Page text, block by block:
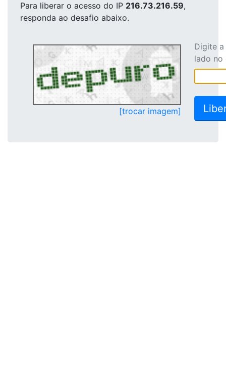
Para liberar o acesso do IP 216.73.216.59,
responda ao desafio abaixo.
[trocar imagem]
Digite
lado no